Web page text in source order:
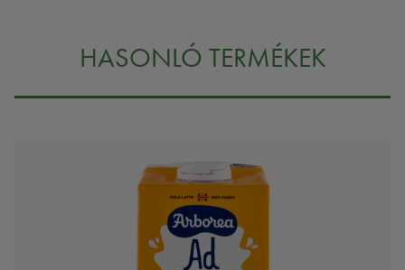
HASONLÓ TERMÉKEK